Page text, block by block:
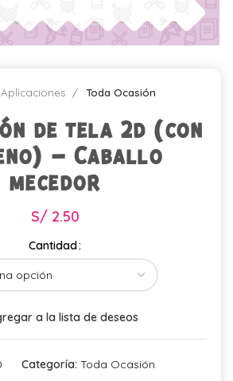
Aplicaciones Toda Ocasión
de tela 2d (con
– Caballo
mecedor
S/2.50
Cantidad
a la lista de deseos
Categoría: Toda Ocasión